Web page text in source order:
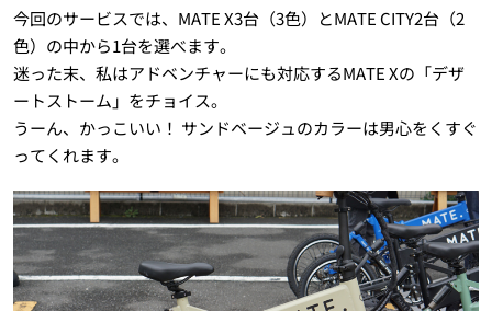
今回のサービスでは、MATE X3台（3色）とMATE CITY2台（2
色）の中から1台を選べます。
迷った末、私はアドベンチャーにも対応するMATE Xの「デザ
ートストーム」をチョイス。
うーん、かっこいい！ サンドベージュのカラーは男心をくすぐ
ってくれます。